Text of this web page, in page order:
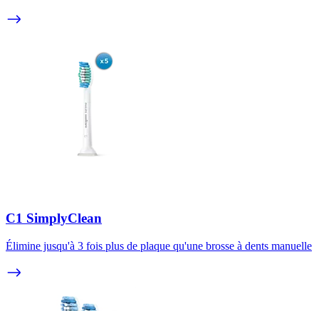
C1 SimplyClean
Élimine jusqu'à 3 fois plus de plaque qu'une brosse à dents manuelle